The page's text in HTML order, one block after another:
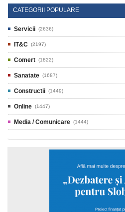
CATEGORII POPULARE
Servicii (2636)
IT&C (2197)
Comert (1822)
Sanatate (1687)
Constructii (1449)
Online (1447)
Media / Comunicare (1444)